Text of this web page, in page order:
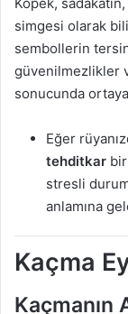
simgesi olarak
sembollerin
güvenilmezlikler
sonucunda
Eğer
tehditkar
stresli
anlamına
Kaçma
Kaçmanın